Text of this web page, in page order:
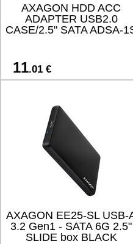
AXAGON HDD ACC
ADAPTER USB2.0
CASE/2.5" SATA ADSA-
11.01 €
AXAGON EE25-SL USB-
3.2 Gen1 - SATA 6G 2.5"
SLIDE box BLACK